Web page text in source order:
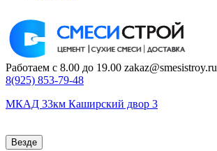
Работаем с 8.00 до 19.00 zakaz@smesistroy.ru
8(925) 853-79-48
МКАД 33км Каширский двор 3
Везде